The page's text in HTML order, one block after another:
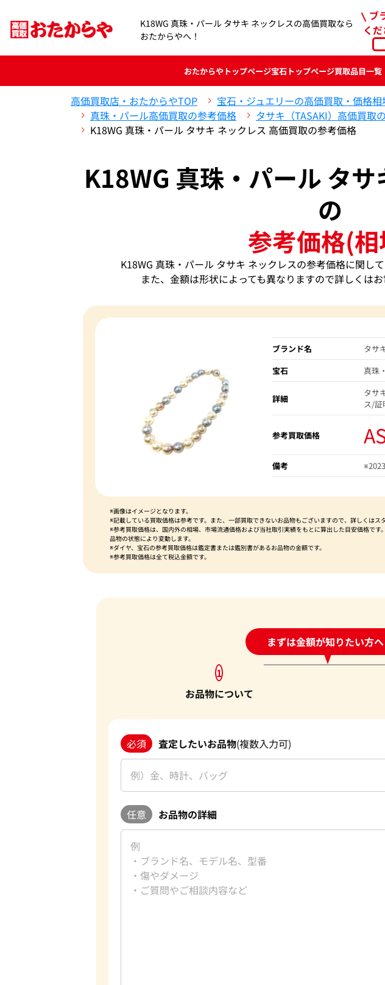
K18WG 真珠・パール タサキ ネックレスの高価買取なら
おたからやへ！
ブ
く
おたからやトップページ宝石トップページ買取品目一覧
高価買取店・おたからやTOP 宝石・ジュエリーの高価買取・価格相
真珠・パール高価買取の参考価格
タサキ（TASAKI）高価買取
K18WG 真珠・パール タサキ ネックレス 高価買取の参考価格
K18WG 真珠・パール タ
の
参考価格(
K18WG 真珠・パール タサキ ネックレスの参考価格に関し
また、金額は形状によっても異なりますので詳しくは
ブランド名
タサ
宝石
真珠
詳細
タサ
ス/証
参考買取価格
備考
※画像はイメージとなります。
※記載している買取価格は参考です。また、一部買取できないお品物もございますので、詳しくはス
※参考買取価格は、国内外の相場、市場流通価格および当社取引実績をもとに算出した目安価格で
品物の状態により変動します。
※ダイヤ、宝石の参考買取価格は鑑定書または鑑別書があるお品物の金額です。
※参考買取価格は全て税込金額です。
まずは金額が知りたい方へ
24時間受付中!問い合わせフ
1
お品物について
必須 査定したいお品物(複数入力可)
任意 お品物の詳細